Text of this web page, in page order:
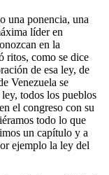
una ponencia, una
líder en
en la
ritos, como se dice
de esa ley, de
Venezuela se
todos los pueblos
el congreso con su
todo lo que
un capítulo y a
ejemplo la ley del